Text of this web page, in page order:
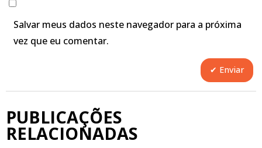
Salvar meus dados neste navegador para a próxima
vez que eu comentar.
PUBLICAÇÕES
RELACIONADAS